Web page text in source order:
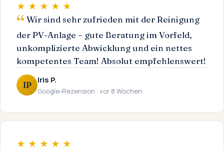
★ ★ ★ ★ ★
Wir sind sehr zufrieden mit der Reinigung
der PV-Anlage – gute Beratung im Vorfeld,
unkomplizierte Abwicklung und ein nettes
kompetentes Team! Absolut empfehlenswert!
IP Iris P.
Google-Rezension · vor 8 Wochen
★ ★ ★ ★ ★